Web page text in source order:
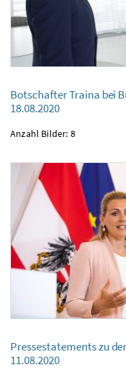
Botschafter Traina bei Bundesministerin
18.08.2020
Botschafter Traina bei
18.08.2020
Anzahl Bilder: 8
Pressestatements zu den Maßnahmen
11.08.2020
Pressestatements zu
11.08.2020